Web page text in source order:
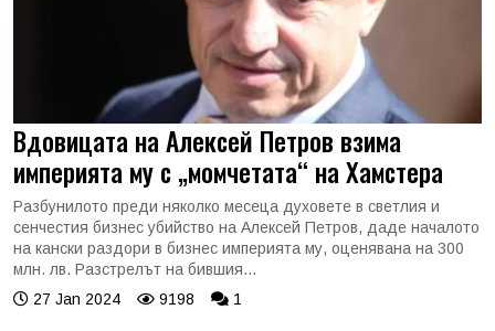
Вдовицата на Алексей Петров взима
империята му с „момчетата“ на Хамстера
Разбунилото преди няколко месеца духовете в светлия и
сенчестия бизнес убийство на Алексей Петров, даде началото
на кански раздори в бизнес империята му, оценявана на 300
млн. лв. Разстрелът на бившия...
27 Jan 2024
9198 1